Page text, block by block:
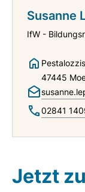
Susanne
IfW -
47445
02841
Jetzt